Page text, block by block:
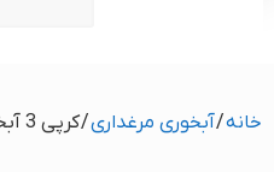
خانه/آبخوری مرغداری/ کرپی 3 آبخوری